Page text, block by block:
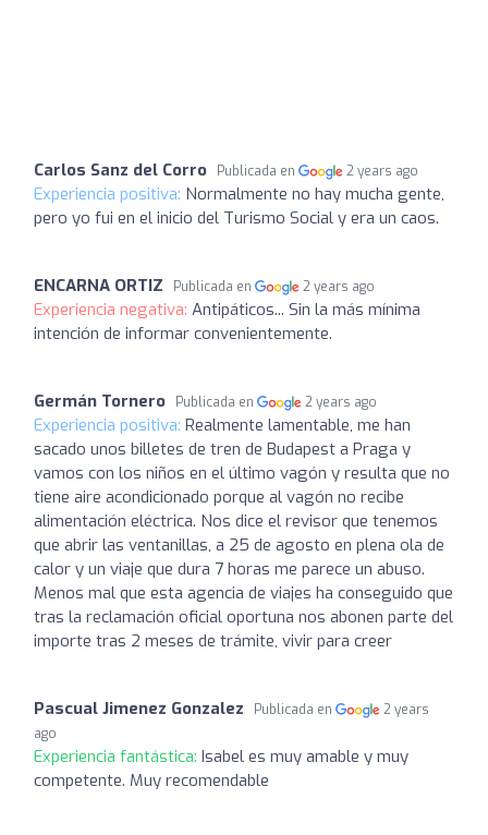
Carlos Sanz del Corro Publicada en 2 years ago
Experiencia positiva: Normalmente no hay mucha gente,
pero yo fui en el inicio del Turismo Social y era un caos.
ENCARNA ORTIZ Publicada en 2 years ago
Experiencia negativa: Antipáticos... Sin la más mínima
intención de informar convenientemente.
Germán Tornero Publicada en 2 years ago
Experiencia positiva: Realmente lamentable, me han
sacado unos billetes de tren de Budapest a Praga y
vamos con los niños en el último vagón y resulta que no
tiene aire acondicionado porque al vagón no recibe
alimentación eléctrica. Nos dice el revisor que tenemos
que abrir las ventanillas, a 25 de agosto en plena ola de
calor y un viaje que dura 7 horas me parece un abuso.
Menos mal que esta agencia de viajes ha conseguido que
tras la reclamación oficial oportuna nos abonen parte del
importe tras 2 meses de trámite, vivir para creer
Pascual Jimenez Gonzalez Publicada en
2 years
ago
Experiencia fantástica: Isabel es muy amable y muy
competente. Muy recomendable